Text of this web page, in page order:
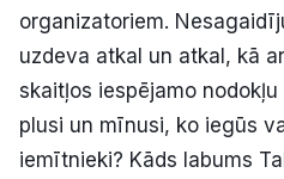
organizatoriem.
uzdeva atkal un atkal, kā
skaitļos iespējamo
plusi un mīnusi, ko iegūs
iemītnieki? Kāds labums